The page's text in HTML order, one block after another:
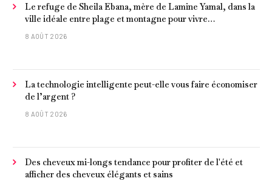
Le refuge de Sheila Ebana, mère de Lamine Yamal, dans la
ville idéale entre plage et montagne pour vivre
tranquillement près de Barcelone
8 AOÛT 2026
La technologie intelligente peut-elle vous faire économiser
de l’argent ?
8 AOÛT 2026
Des cheveux mi-longs tendance pour profiter de l'été et
afficher des cheveux élégants et sains